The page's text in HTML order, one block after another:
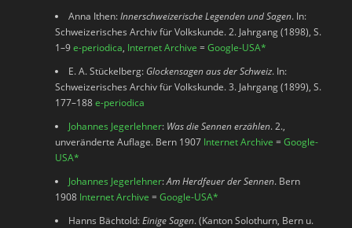
Anna Ithen:Innerschweizerische Legenden und Sagen. In:
Schweizerisches Archiv für Volkskunde. 2. Jahrgang (1898), S.
1–9e-periodica, Internet Archive =Google-USA*
E. A. Stückelberg: Glockensagen aus der Schweiz. In:
Schweizerisches Archiv für Volkskunde. 3. Jahrgang (1899), S.
177–188e-periodica
Johannes Jegerlehner: Was die Sennen erzählen. 2.,
unveränderte Auflage. Bern 1907 Internet Archive =Google-
USA*
Johannes Jegerlehner:Am Herdfeuer der Sennen. Bern
1908 Internet Archive =Google-USA*
Hanns Bächtold:Einige Sagen. (Kanton Solothurn, Bern u.